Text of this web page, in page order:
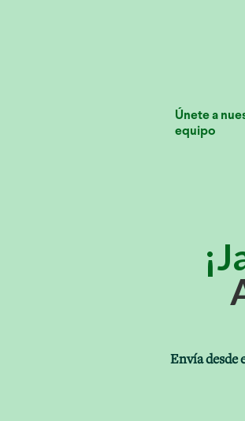
Únete a
equipo
Envía desde